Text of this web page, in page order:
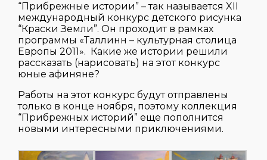
“Прибрежные истории” – так называется XII
международный конкурс детского рисунка
“Краски Земли”. Он проходит в рамках
программы «Таллинн – культурная столица
Европы 2011». Какие же истории решили
рассказать (нарисовать) на этот конкурс
юные афиняне?
Работы на этот конкурс будут отправлены
только в конце ноября, поэтому коллекция
“Прибрежных историй” еще пополнится
новыми интересными приключениями.